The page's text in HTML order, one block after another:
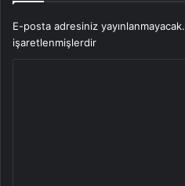
E-posta adresiniz yayınlanmayacak.
işaretlenmişlerdir